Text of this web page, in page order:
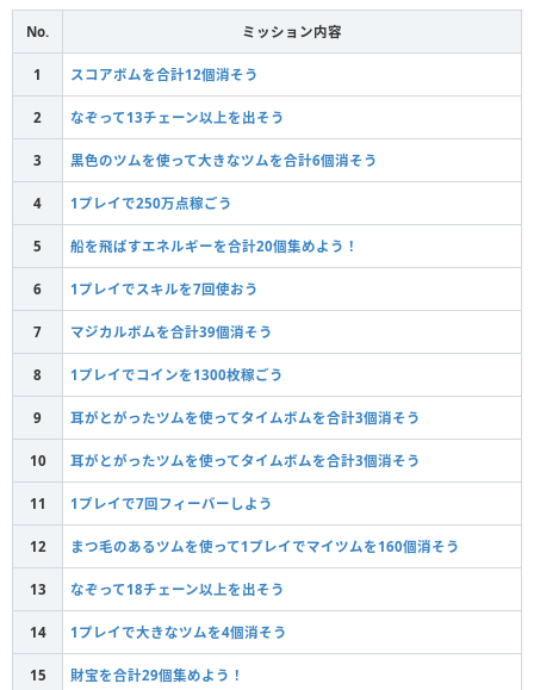
No. ミッション内容
1 スコアボムを合計12個消そう
2 なぞって13チェーン以上を出そう
3 黒色のツムを使って大きなツムを合計6個消そう
4 1プレイで250万点稼ごう
5 船を飛ばすエネルギーを合計20個集めよう！
6 1プレイでスキルを7回使おう
7 マジカルボムを合計39個消そう
8 1プレイでコインを1300枚稼ごう
9 耳がとがったツムを使ってタイムボムを合計3個消そう
10 耳がとがったツムを使ってタイムボムを合計3個消そう
11 1プレイで7回フィーバーしよう
12 まつ毛のあるツムを使って1プレイでマイツムを160個消そう
13 なぞって18チェーン以上を出そう
14 1プレイで大きなツムを4個消そう
15 財宝を合計29個集めよう！